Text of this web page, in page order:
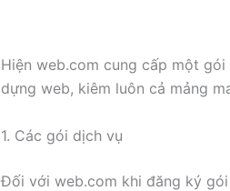
Hiện web.com cung cấp một
dựng web, kiêm luôn cả mảng
1. Các gói dịch vụ
Đối với web.com khi đăng ký